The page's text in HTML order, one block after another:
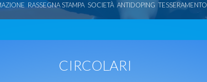
RASSEGNA STAMPA SOCIETÀ ANTIDOPING TESSERAMENTO
CIRCOLARI